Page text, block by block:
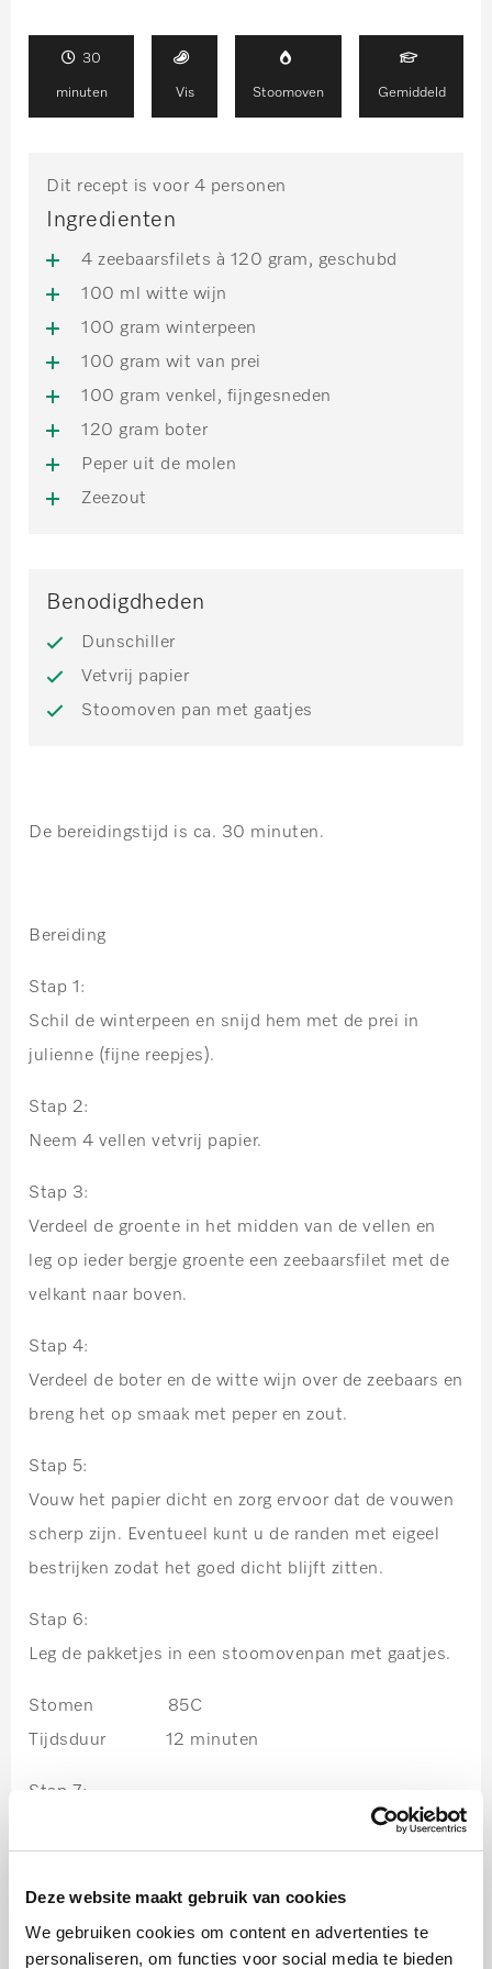
Deze website maakt gebruik van cookies
We gebruiken cookies om content en advertenties te
personaliseren, om functies voor social media te bieden
30
minuten Vis Stoomoven Gemiddeld
Dit recept is voor 4 personen
Ingredienten
4 zeebaarsfilets à 120 gram, geschubd
100 ml witte wijn
100 gram winterpeen
100 gram wit van prei
100 gram venkel, fijngesneden
120 gram boter
Peper uit de molen
Zeezout
Benodigdheden
Dunschiller
Vetvrij papier
Stoomoven pan met gaatjes
De bereidingstijd is ca. 30 minuten.
Bereiding
Stap 1:
Schil de winterpeen en snijd hem met de prei in
julienne (fijne reepjes).
Stap 2:
Neem 4 vellen vetvrij papier.
Stap 3:
Verdeel de groente in het midden van de vellen en
leg op ieder bergje groente een zeebaarsfilet met de
velkant naar boven.
Stap 4:
Verdeel de boter en de witte wijn over de zeebaars en
breng het op smaak met peper en zout.
Stap 5:
Vouw het papier dicht en zorg ervoor dat de vouwen
scherp zijn. Eventueel kunt u de randen met eigeel
bestrijken zodat het goed dicht blijft zitten.
Stap 6:
Leg de pakketjes in een stoomovenpan met gaatjes.
Stomen 85C
Tijdsduur 12 minuten
Stap 7:
Leg de papillotten op borden. Knip elke papillot in
voorzichtig verder open voor een mooi effect.
U kunt de papillotten ook van alumniumfolie maken.